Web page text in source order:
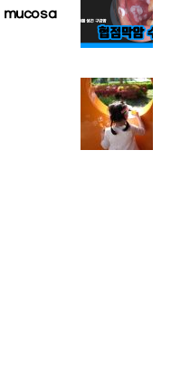
mucosa